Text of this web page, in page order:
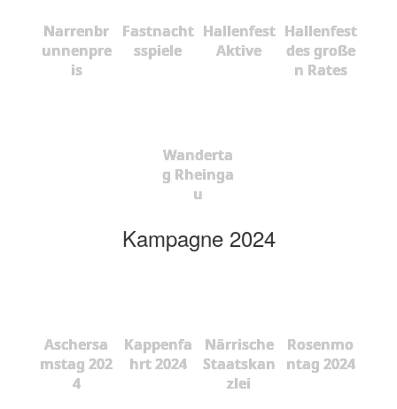
Narrenbr
unnenpre
is
Fastnacht
sspiele
Hallenfest
Aktive
Hallenfest
des große
n Rates
Wanderta
g Rheinga
u
Kampagne 2024
Aschersa
mstag 202
4
Kappenfa
hrt 2024
Närrische
Staatskan
zlei
Rosenmo
ntag 2024